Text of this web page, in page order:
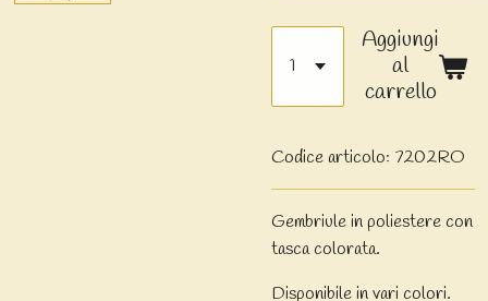
Aggiungi
al
carrello
Codice articolo: 7202RO
Gembriule in poliestere con
tasca colorata.
Disponibile in vari colori.